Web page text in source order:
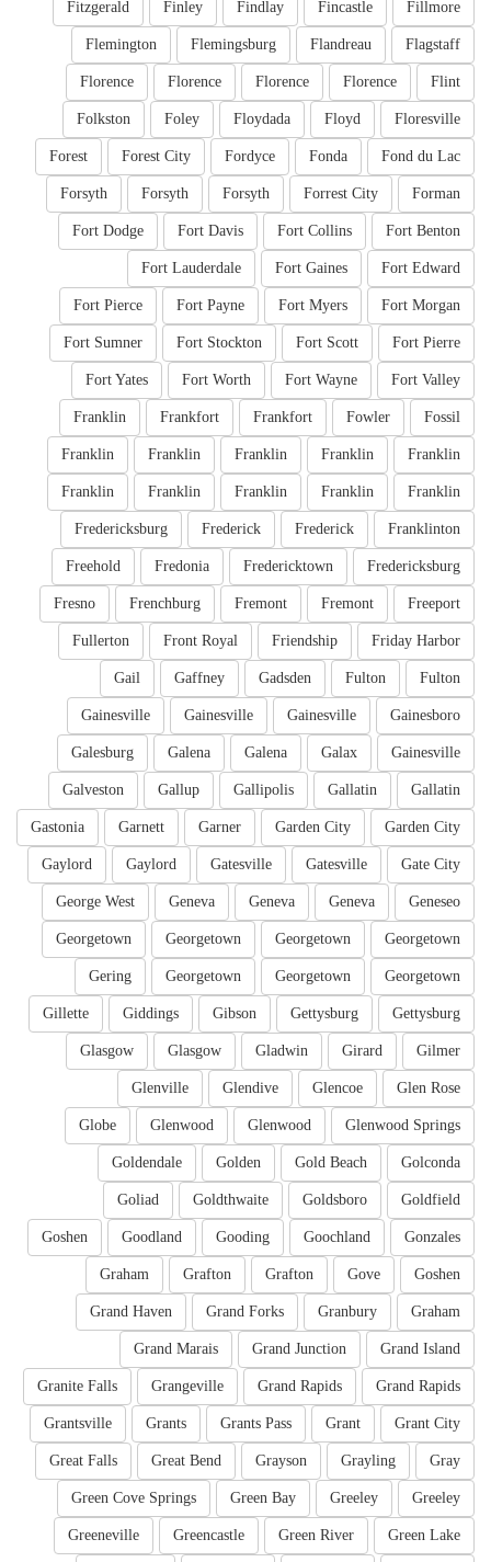
Fillmore
Fincastle
Findlay
Finley
Fitzgerald
Flagstaff
Flandreau
Flemingsburg
Flemington
Flint
Florence
Florence
Florence
Florence
Floresville
Floyd
Floydada
Foley
Folkston
Fond du Lac
Fonda
Fordyce
Forest City
Forest
Forman
Forrest City
Forsyth
Forsyth
Forsyth
Fort Benton
Fort Collins
Fort Davis
Fort Dodge
Fort Edward
Fort Gaines
Fort Lauderdale
Fort Morgan
Fort Myers
Fort Payne
Fort Pierce
Fort Pierre
Fort Scott
Fort Stockton
Fort Sumner
Fort Valley
Fort Wayne
Fort Worth
Fort Yates
Fossil
Fowler
Frankfort
Frankfort
Franklin
Franklin
Franklin
Franklin
Franklin
Franklin
Franklin
Franklin
Franklin
Franklin
Franklin
Franklinton
Frederick
Frederick
Fredericksburg
Fredericksburg
Fredericktown
Fredonia
Freehold
Freeport
Fremont
Fremont
Frenchburg
Fresno
Friday Harbor
Friendship
Front Royal
Fullerton
Fulton
Fulton
Gadsden
Gaffney
Gail
Gainesboro
Gainesville
Gainesville
Gainesville
Gainesville
Galax
Galena
Galena
Galesburg
Gallatin
Gallatin
Gallipolis
Gallup
Galveston
Garden City
Garden City
Garner
Garnett
Gastonia
Gate City
Gatesville
Gatesville
Gaylord
Gaylord
Geneseo
Geneva
Geneva
Geneva
George West
Georgetown
Georgetown
Georgetown
Georgetown
Georgetown
Georgetown
Georgetown
Gering
Gettysburg
Gettysburg
Gibson
Giddings
Gillette
Gilmer
Girard
Gladwin
Glasgow
Glasgow
Glen Rose
Glencoe
Glendive
Glenville
Glenwood Springs
Glenwood
Glenwood
Globe
Golconda
Gold Beach
Golden
Goldendale
Goldfield
Goldsboro
Goldthwaite
Goliad
Gonzales
Goochland
Gooding
Goodland
Goshen
Goshen
Gove
Grafton
Grafton
Graham
Graham
Granbury
Grand Forks
Grand Haven
Grand Island
Grand Junction
Grand Marais
Grand Rapids
Grand Rapids
Grangeville
Granite Falls
Grant City
Grant
Grants Pass
Grants
Grantsville
Gray
Grayling
Grayson
Great Bend
Great Falls
Greeley
Greeley
Green Bay
Green Cove Springs
Green Lake
Green River
Greencastle
Greeneville